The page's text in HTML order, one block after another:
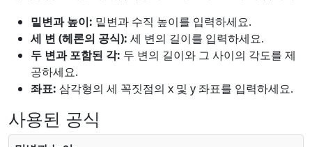
밑변과 높이: 밑변과 수직 높이를 입력하세요.
세 변 (헤론의 공식): 세 변의 길이를 입력하세요.
두 변과 포함된 각: 두 변의 길이와 그 사이의 각도를 제
공하세요.
좌표: 삼각형의 세 꼭짓점의 x 및 y 좌표를 입력하세요.
사용된 공식